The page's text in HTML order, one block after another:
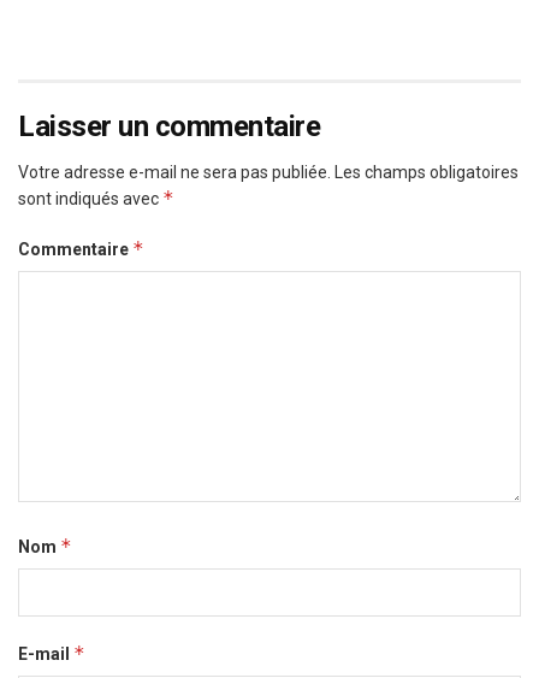
Laisser un commentaire
Votre adresse e-mail ne sera pas publiée. Les champs obligatoires
sont indiqués avec *
Commentaire *
Nom *
E-mail *